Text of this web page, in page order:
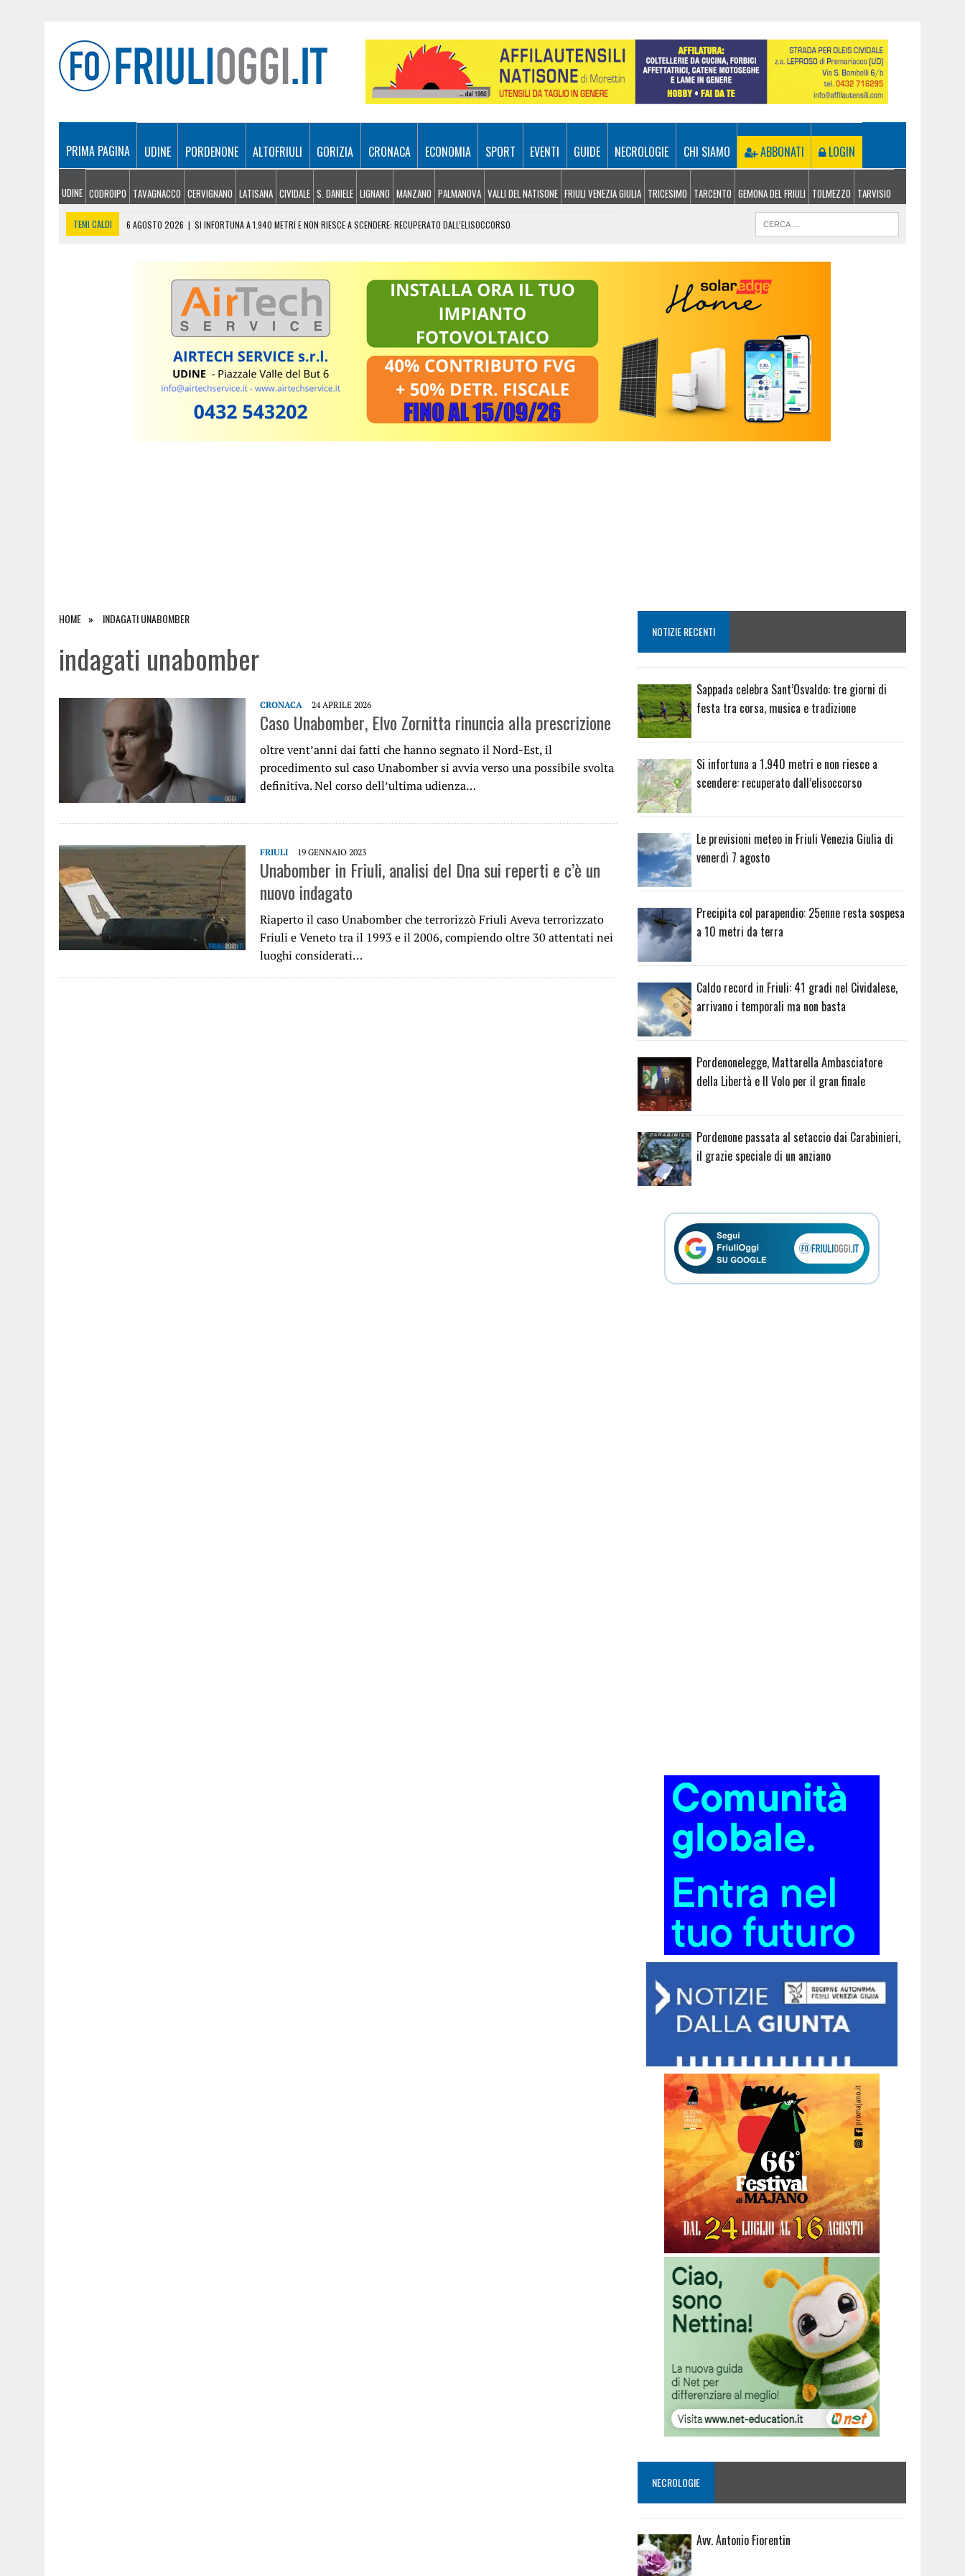
PRIMA PAGINA UDINE PORDENONE ALTOFRIULI GORIZIA CRONACA ECONOMIA SPORT EVENTI GUIDE NECROLOGIE CHI SIAMO ABBONATI LOGIN
UDINE CODROIPO TAVAGNACCO CERVIGNANO LATISANA CIVIDALE S. DANIELE LIGNANO MANZANO PALMANOVA VALLI DEL NATISONE FRIULI VENEZIA GIULIA TRICESIMO TARCENTO GEMONA DEL FRIULI TOLMEZZO TARVISIO
TEMI CALDI 6 AGOSTO 2026 | SI INFORTUNA A 1.940 METRI E NON RIESCE A SCENDERE: RECUPERATO DALL’ELISOCCORSO
CALDO RECORD IN FRIULI: 41 GRADI NEL CIVIDALESE, ARRIVANO I TEMPORALI MA NON BASTA
SAPPADA CELEBRA SANT’OSVALDO: TRE GIORNI DI FESTA TRA CORSA, MUSICA E TRADIZIONE
HOME INDAGATI UNABOMBER
indagati unabomber
CRONACA 24 APRILE 2026
Caso Unabomber, Elvo Zornitta rinuncia alla prescrizione
oltre vent’anni dai fatti che hanno segnato il Nord-Est, il
procedimento sul caso Unabomber si avvia verso una possibile svolta
definitiva. Nel corso dell’ultima udienza…
FRIULI 19 GENNAIO 2023
Unabomber in Friuli, analisi del Dna sui reperti e c’è un
nuovo indagato
Riaperto il caso Unabomber che terrorizzò Friuli Aveva terrorizzato
Friuli e Veneto tra il 1993 e il 2006, compiendo oltre 30 attentati nei
luoghi considerati…
NOTIZIE RECENTI
Sappada celebra Sant’Osvaldo: tre giorni di
festa tra corsa, musica e tradizione
Si infortuna a 1.940 metri e non riesce a
scendere: recuperato dall’elisoccorso
Le previsioni meteo in Friuli Venezia Giulia di
venerdì 7 agosto
Precipita col parapendio: 25enne resta sospesa
a 10 metri da terra
Caldo record in Friuli: 41 gradi nel Cividalese,
arrivano i temporali ma non basta
Pordenonelegge, Mattarella Ambasciatore
della Libertà e Il Volo per il gran finale
Pordenone passata al setaccio dai Carabinieri,
il grazie speciale di un anziano
NECROLOGIE
Avv. Antonio Fiorentin